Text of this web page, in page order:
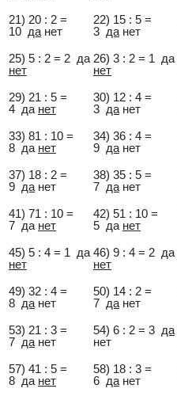
21) 20 : 2 =
10 данет
22) 15 : 5 =
3 данет
25) 5 : 2 = 2 да
нет
26) 3 : 2 = 1 да
нет
29) 21 : 5 =
4 да нет
30) 12 : 4 =
3 данет
33) 81 : 10 =
8 да нет
34) 36 : 4 =
9 данет
37) 18 : 2 =
9 данет
38) 35 : 5 =
7 данет
41) 71 : 10 =
7 да нет
42) 51 : 10 =
5 да нет
45) 5 : 4 = 1 да
нет
46) 9 : 4 = 2 да
нет
49) 32 : 4 =
8 данет
50) 14 : 2 =
7 данет
53) 21 : 3 =
7 данет
54) 6 : 2 = 3 да
нет
57) 41 : 5 =
8 да нет
58) 18 : 3 =
6 данет